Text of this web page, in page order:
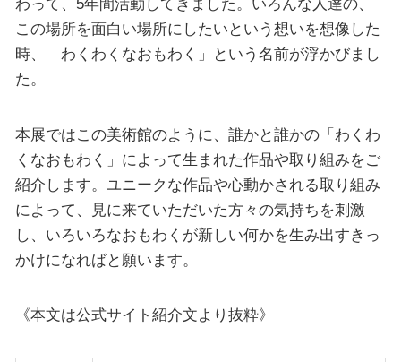
わって、5年間活動してきました。いろんな人達の、
この場所を面白い場所にしたいという想いを想像した
時、「わくわくなおもわく」という名前が浮かびまし
た。
本展ではこの美術館のように、誰かと誰かの「わくわ
くなおもわく」によって生まれた作品や取り組みをご
紹介します。ユニークな作品や心動かされる取り組み
によって、見に来ていただいた方々の気持ちを刺激
し、いろいろなおもわくが新しい何かを生み出すきっ
かけになればと願います。
《本文は公式サイト紹介文より抜粋》